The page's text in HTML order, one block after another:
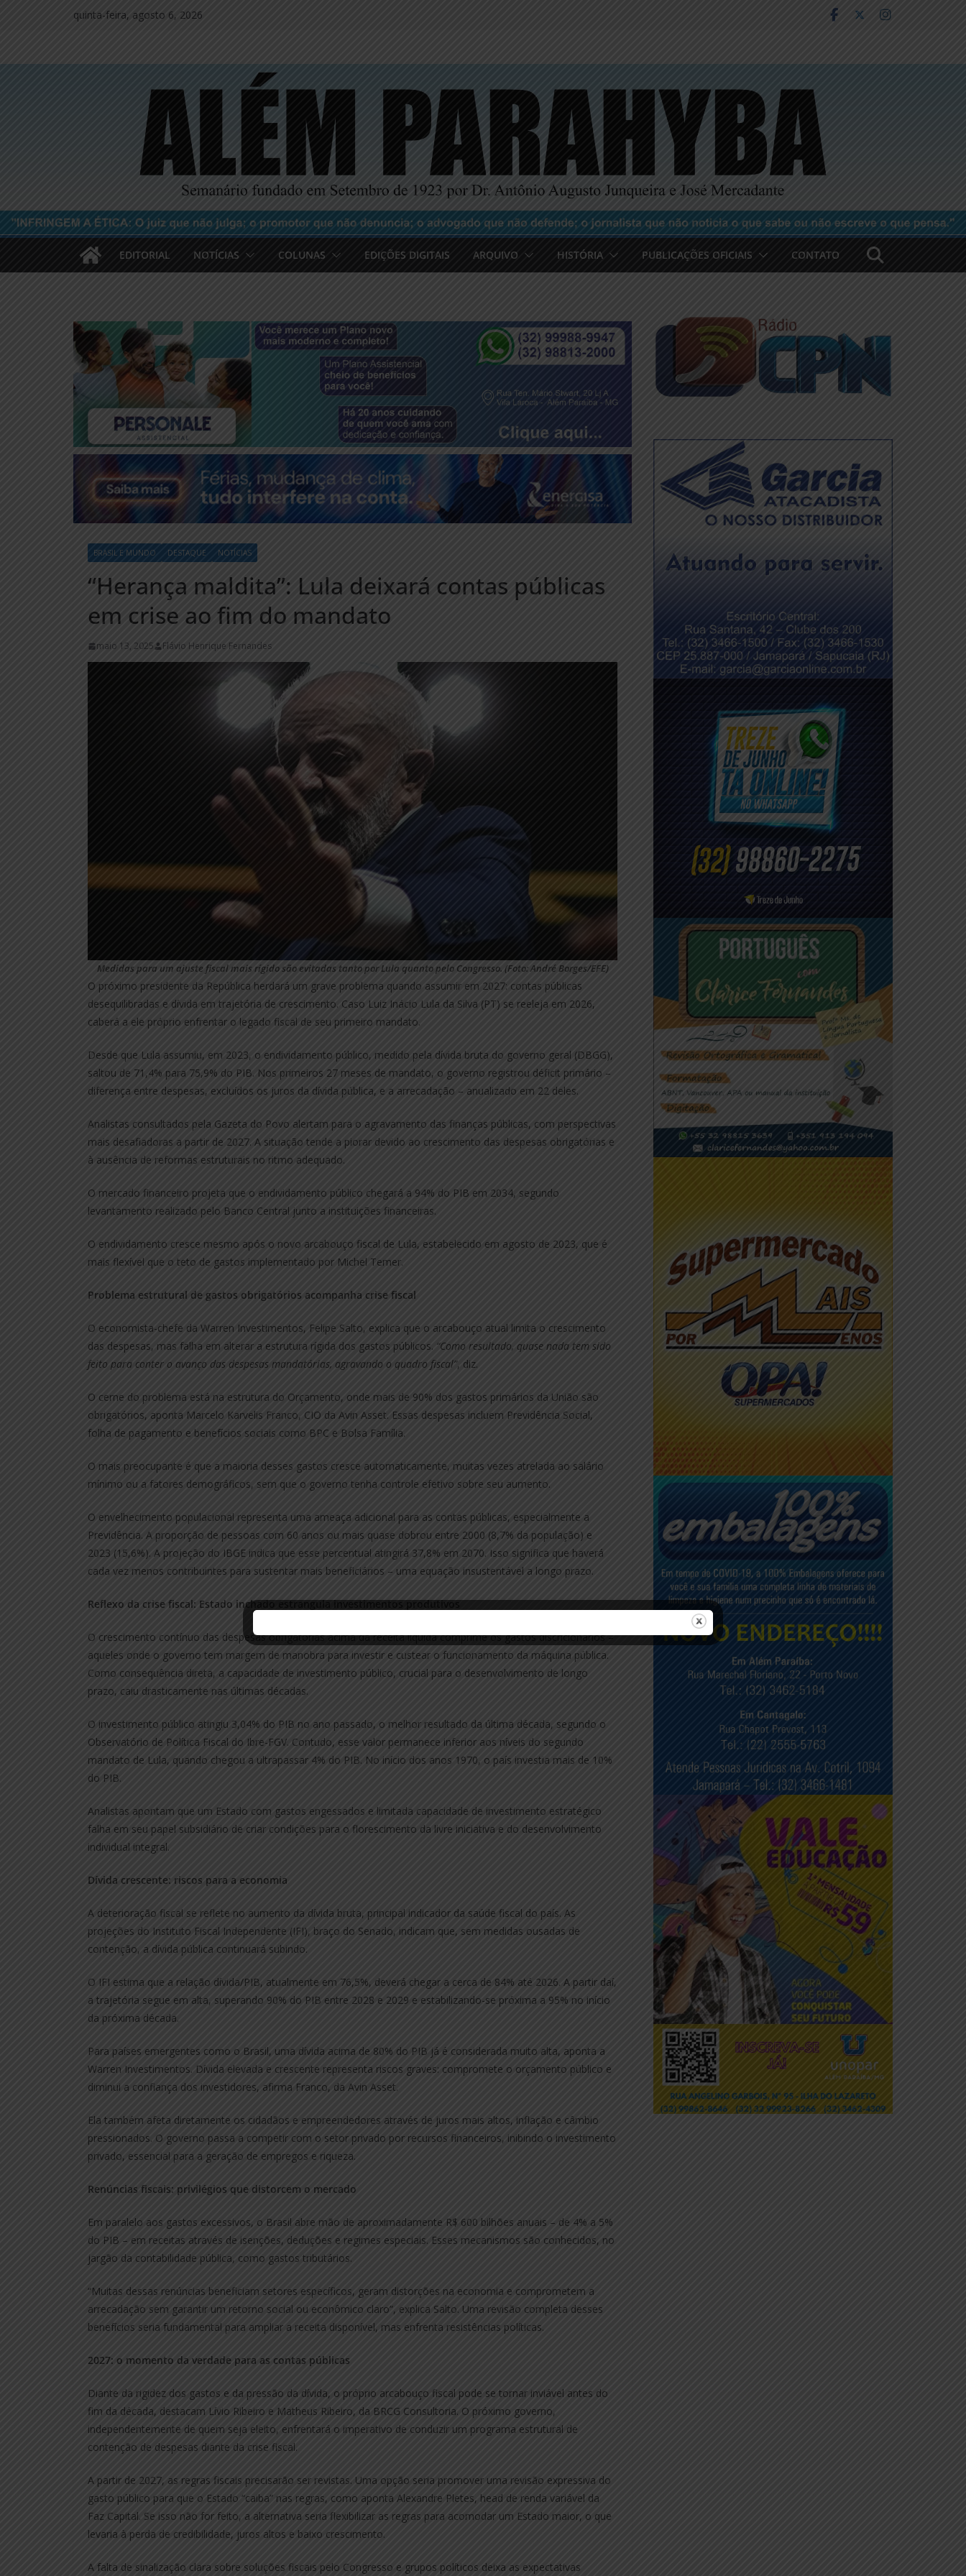
quinta-feira, agosto 6, 2026
EDITORIAL NOTÍCIAS COLUNAS EDIÇÕES DIGITAIS ARQUIVO HISTÓRIA PUBLICAÇÕES OFICIAIS CONTATO
BRASIL E MUNDO DESTAQUE NOTÍCIAS
“Herança maldita”: Lula deixará contas públicas
em crise ao fim do mandato
maio 13, 2025 Flávio Henrique Fernandes
Medidas para um ajuste fiscal mais rígido são evitadas tanto por Lula quanto pelo Congresso. (Foto: André Borges/EFE)
O próximo presidente da República herdará um grave problema quando assumir em 2027: contas públicas
desequilibradas e dívida em trajetória de crescimento. Caso Luiz Inácio Lula da Silva (PT) se reeleja em 2026,
caberá a ele próprio enfrentar o legado fiscal de seu primeiro mandato.
Desde que Lula assumiu, em 2023, o endividamento público, medido pela dívida bruta do governo geral (DBGG),
saltou de 71,4% para 75,9% do PIB. Nos primeiros 27 meses de mandato, o governo registrou déficit primário –
diferença entre despesas, excluídos os juros da dívida pública, e a arrecadação – anualizado em 22 deles.
Analistas consultados pela Gazeta do Povo alertam para o agravamento das finanças públicas, com perspectivas
mais desafiadoras a partir de 2027. A situação tende a piorar devido ao crescimento das despesas obrigatórias e
à ausência de reformas estruturais no ritmo adequado.
O mercado financeiro projeta que o endividamento público chegará a 94% do PIB em 2034, segundo
levantamento realizado pelo Banco Central junto a instituições financeiras.
O endividamento cresce mesmo após o novo arcabouço fiscal de Lula, estabelecido em agosto de 2023, que é
mais flexível que o teto de gastos implementado por Michel Temer.
Problema estrutural de gastos obrigatórios acompanha crise fiscal
O economista-chefe da Warren Investimentos, Felipe Salto, explica que o arcabouço atual limita o crescimento
das despesas, mas falha em alterar a estrutura rígida dos gastos públicos. “Como resultado, quase nada tem sido
feito para conter o avanço das despesas mandatórias, agravando o quadro fiscal”, diz.
O cerne do problema está na estrutura do Orçamento, onde mais de 90% dos gastos primários da União são
obrigatórios, aponta Marcelo Karvelis Franco, CIO da Avin Asset. Essas despesas incluem Previdência Social,
folha de pagamento e benefícios sociais como BPC e Bolsa Família.
O mais preocupante é que a maioria desses gastos cresce automaticamente, muitas vezes atrelada ao salário
mínimo ou a fatores demográficos, sem que o governo tenha controle efetivo sobre seu aumento.
O envelhecimento populacional representa uma ameaça adicional para as contas públicas, especialmente a
Previdência. A proporção de pessoas com 60 anos ou mais quase dobrou entre 2000 (8,7% da população) e
2023 (15,6%). A projeção do IBGE indica que esse percentual atingirá 37,8% em 2070. Isso significa que haverá
cada vez menos contribuintes para sustentar mais beneficiários – uma equação insustentável a longo prazo.
Reflexo da crise fiscal: Estado inchado estrangula investimentos produtivos
O crescimento contínuo das despesas obrigatórias acima da receita líquida comprime os gastos discricionários –
aqueles onde o governo tem margem de manobra para investir e custear o funcionamento da máquina pública.
Como consequência direta, a capacidade de investimento público, crucial para o desenvolvimento de longo
prazo, caiu drasticamente nas últimas décadas.
O investimento público atingiu 3,04% do PIB no ano passado, o melhor resultado da última década, segundo o
Observatório de Política Fiscal do Ibre-FGV. Contudo, esse valor permanece inferior aos níveis do segundo
mandato de Lula, quando chegou a ultrapassar 4% do PIB. No início dos anos 1970, o país investia mais de 10%
do PIB.
Analistas apontam que um Estado com gastos engessados e limitada capacidade de investimento estratégico
falha em seu papel subsidiário de criar condições para o florescimento da livre iniciativa e do desenvolvimento
individual integral.
Dívida crescente: riscos para a economia
A deterioração fiscal se reflete no aumento da dívida bruta, principal indicador da saúde fiscal do país. As
projeções do Instituto Fiscal Independente (IFI), braço do Senado, indicam que, sem medidas ousadas de
contenção, a dívida pública continuará subindo.
O IFI estima que a relação dívida/PIB, atualmente em 76,5%, deverá chegar a cerca de 84% até 2026. A partir daí,
a trajetória segue em alta, superando 90% do PIB entre 2028 e 2029 e estabilizando-se próxima a 95% no início
da próxima década.
Para países emergentes como o Brasil, uma dívida acima de 80% do PIB já é considerada muito alta, aponta a
Warren Investimentos. Dívida elevada e crescente representa riscos graves: compromete o orçamento público e
diminui a confiança dos investidores, afirma Franco, da Avin Asset.
Ela também afeta diretamente os cidadãos e empreendedores através de juros mais altos, inflação e câmbio
pressionados. O governo passa a competir com o setor privado por recursos financeiros, inibindo o investimento
privado, essencial para a geração de empregos e riqueza.
Renúncias fiscais: privilégios que distorcem o mercado
Em paralelo aos gastos excessivos, o Brasil abre mão de aproximadamente R$ 600 bilhões anuais – de 4% a 5%
do PIB – em receitas através de isenções, deduções e regimes especiais. Esses mecanismos são conhecidos, no
jargão da contabilidade pública, como gastos tributários.
“Muitas dessas renúncias beneficiam setores específicos, geram distorções na economia e comprometem a
arrecadação sem garantir um retorno social ou econômico claro”, explica Salto. Uma revisão completa desses
benefícios seria fundamental para ampliar a receita disponível, mas enfrenta resistências políticas.
2027: o momento da verdade para as contas públicas
Diante da rigidez dos gastos e da pressão da dívida, o próprio arcabouço fiscal pode se tornar inviável antes do
fim da década, destacam Lívio Ribeiro e Matheus Ribeiro, da BRCG Consultoria. O próximo governo,
independentemente de quem seja eleito, enfrentará o imperativo de conduzir um programa estrutural de
contenção de despesas diante da crise fiscal.
A partir de 2027, as regras fiscais precisarão ser revistas. Uma opção seria promover uma revisão expressiva do
gasto público para que o Estado “caiba” nas regras, como aponta Alexandre Pletes, head de renda variável da
Faz Capital. Se isso não for feito, a alternativa seria flexibilizar as regras para acomodar um Estado maior, o que
levaria à perda de credibilidade, juros altos e baixo crescimento.
A falta de sinalização clara sobre soluções fiscais pelo Congresso e grupos políticos deixa as expectativas